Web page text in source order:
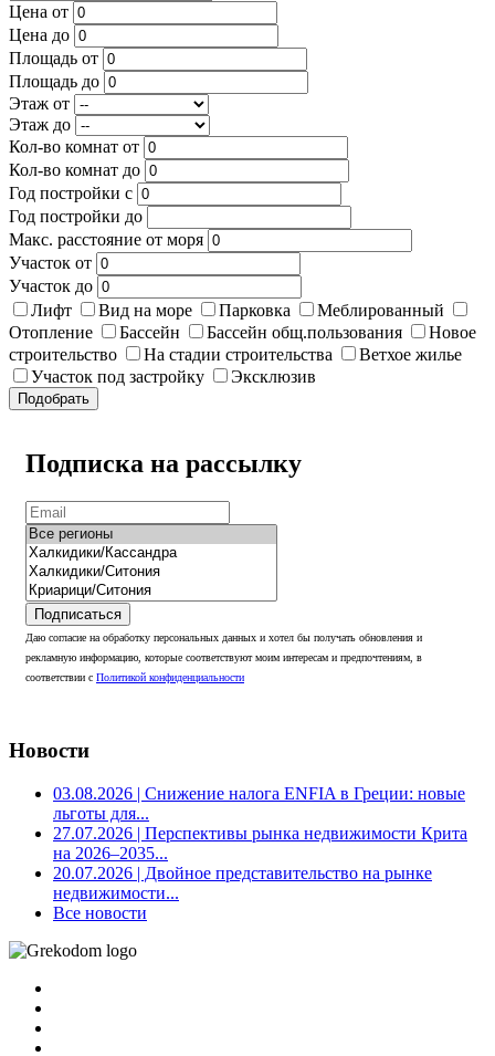
Цена от
Цена до
Площадь от
Площадь до
Этаж от
Этаж до
Кол-во комнат от
Кол-во комнат до
Год постройки с
Год постройки до
Макс. расстояние от моря
Участок от
Участок до
Лифт
Вид на море Парковка
Меблированный
Отопление
Бассейн Бассейн общ.пользования
Новое
строительство
На стадии строительства
Ветхое жилье
Участок под застройку
Эксклюзив
Подобрать
Подписка на рассылку
Подписаться
Даю согласие на обработку персональных данных и хотел бы получать обновления и
рекламную информацию, которые соответствуют моим интересам и предпочтениям, в
соответствии с Политикой конфиденциальности
Новости
03.08.2026 | Снижение налога ENFIA в Греции: новые
льготы для...
27.07.2026 | Перспективы рынка недвижимости Крита
на 2026–2035...
20.07.2026 | Двойное представительство на рынке
недвижимости...
Все новости